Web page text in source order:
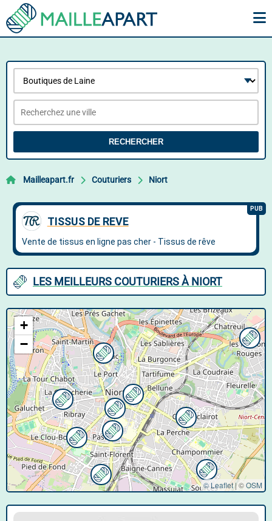
RECHERCHER
Mailleapart.fr Couturiers Niort
LES MEILLEURS COUTURIERS À NIORT
+
−
© Leaflet|©OSM